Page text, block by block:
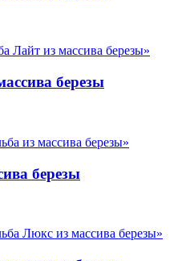
березы
березы